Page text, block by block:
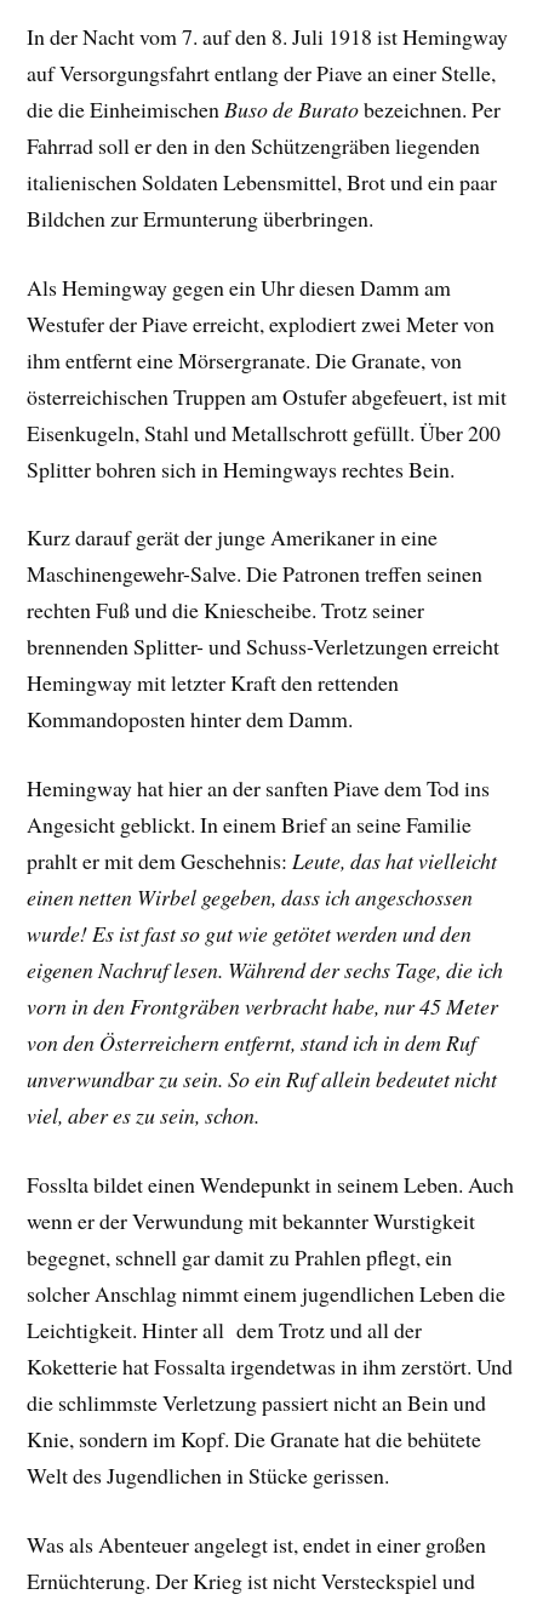
In der Nacht vom 7. auf den 8. Juli 1918 ist Hemingway
auf Versorgungsfahrt entlang der Piave an einer Stelle,
die die EinheimischenBuso de Buratobezeichnen. Per
Fahrrad soll er den in den Schützengräben liegenden
italienischen Soldaten Lebensmittel, Brot und ein paar
Bildchen zur Ermunterung überbringen.
Als Hemingway gegen ein Uhr diesen Damm am
Westufer der Piave erreicht, explodiert zwei Meter von
ihm entfernt eine Mörsergranate. Die Granate, von
österreichischen Truppen am Ostufer abgefeuert, ist mit
Eisenkugeln, Stahl und Metallschrott gefüllt. Über 200
Splitter bohren sich in Hemingways rechtes Bein.
Kurz darauf gerät der junge Amerikaner in eine
Maschinengewehr-Salve. Die Patronen treffen seinen
rechten Fuß und die Kniescheibe. Trotz seiner
brennenden Splitter- und Schuss-Verletzungen erreicht
Hemingway mit letzter Kraft den rettenden
Kommandoposten hinter dem Damm.
Hemingway hat hier an der sanften Piave dem Tod ins
Angesicht geblickt. In einem Brief an seine Familie
prahlt er mit dem Geschehnis:Leute, das hat vielleicht
einen netten Wirbel gegeben, dass ich angeschossen
wurde! Es ist fast so gut wie getötet werden und den
eigenen Nachruf lesen. Während der sechs Tage, die ich
vorn in den Frontgräben verbracht habe, nur 45 Meter
von den Österreichern entfernt, stand ich in dem Ruf
unverwundbar zu sein. So ein Ruf allein bedeutet nicht
viel, aber es zu sein, schon.
Fosslta bildet einen Wendepunkt in seinem Leben. Auch
wenn er der Verwundung mit bekannter Wurstigkeit
begegnet, schnell gar damit zu Prahlen pflegt, ein
solcher Anschlag nimmt einem jugendlichen Leben die
Leichtigkeit. Hinter all dem Trotz und all der
Koketterie hat Fossalta irgendetwas in ihm zerstört. Und
die schlimmste Verletzung passiert nicht an Bein und
Knie, sondern im Kopf. Die Granate hat die behütete
Welt des Jugendlichen in Stücke gerissen.
Was als Abenteuer angelegt ist, endet in einer großen
Ernüchterung. Der Krieg ist nicht Versteckspiel und